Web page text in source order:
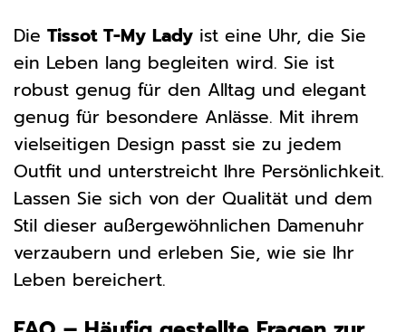
Die Tissot T-My Lady ist eine Uhr, die Sie
ein Leben lang begleiten wird. Sie ist
robust genug für den Alltag und elegant
genug für besondere Anlässe. Mit ihrem
vielseitigen Design passt sie zu jedem
Outfit und unterstreicht Ihre Persönlichkeit.
Lassen Sie sich von der Qualität und dem
Stil dieser außergewöhnlichen Damenuhr
verzaubern und erleben Sie, wie sie Ihr
Leben bereichert.